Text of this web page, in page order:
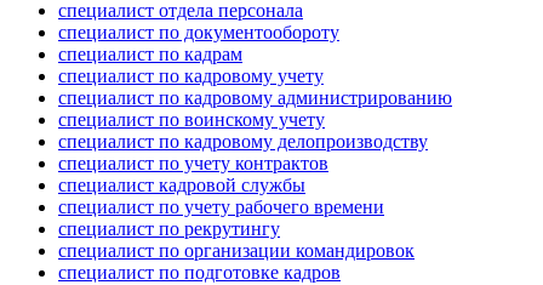
специалист отдела персонала
специалист по документообороту
специалист по кадрам
специалист по кадровому учету
специалист по кадровому администрированию
специалист по воинскому учету
специалист по кадровому делопроизводству
специалист по учету контрактов
специалист кадровой службы
специалист по учету рабочего времени
специалист по рекрутингу
специалист по организации командировок
специалист по подготовке кадров